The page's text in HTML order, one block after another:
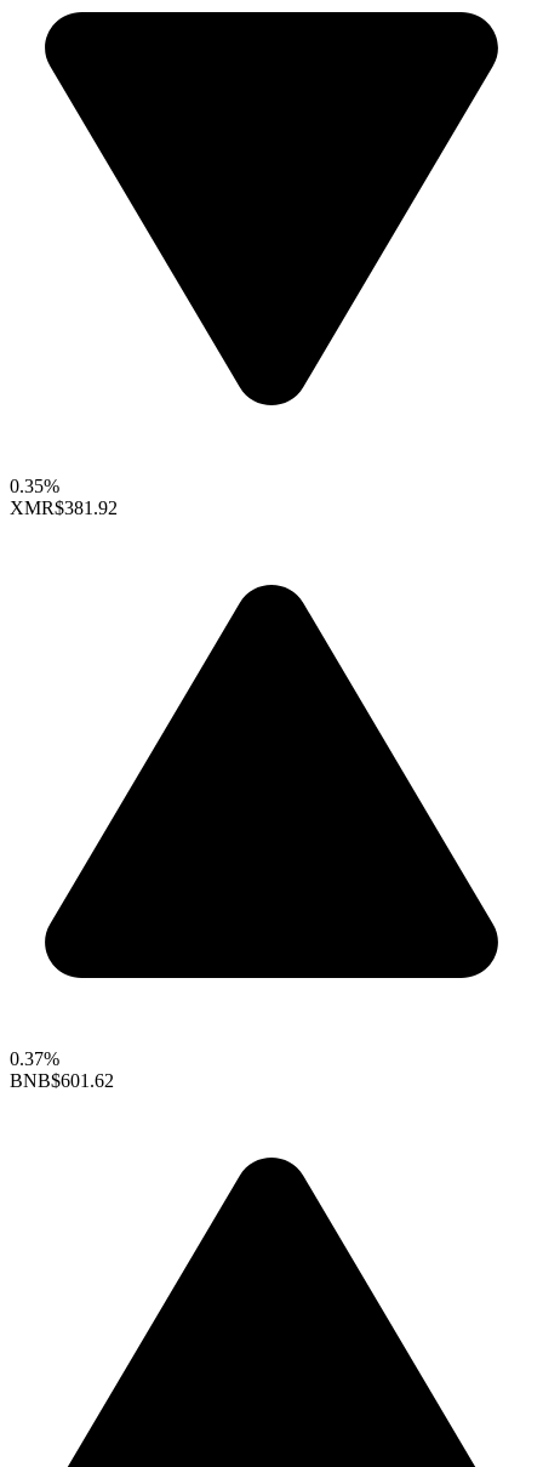
0.35%
XMR$381.92
0.37%
BNB$601.62